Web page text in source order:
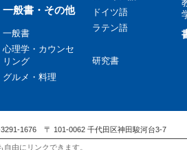
一般書・その他
一般書
心理学・カウンセ
リング
グルメ・料理
ドイツ語
ラテン語
研究書
1676 〒 101-0062 千代田区神田駿河台3-7
由にリンクできます。